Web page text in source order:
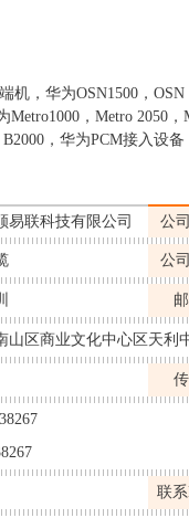
机，华为OSN1500，OSN
Metro1000，Metro 2050
，华为PCM接入设备
易联科技有限公司 公
公
山区商业文化中心区天利
联